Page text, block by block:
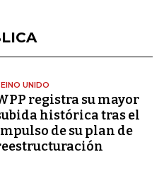
UNIDO
registra su mayor
histórica tras el
de su plan de